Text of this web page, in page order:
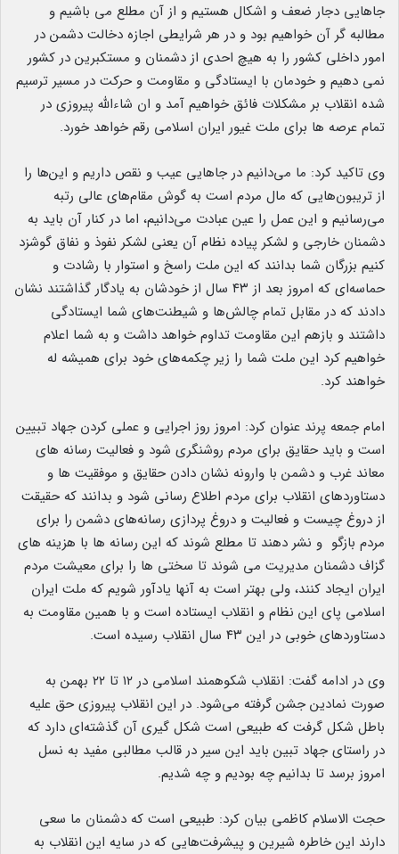
جاهایی دجار ضعف و اشکال هستیم و از آن مطلع می باشیم و
مطالبه گر آن خواهیم بود و در هر شرایطی اجازه دخالت دشمن در
امور داخلی کشور را به هیچ احدی از دشمنان و مستکبرین در کشور
نمی دهیم و خودمان با ایستادگی و مقاومت و حرکت در مسیر ترسیم
شده انقلاب بر مشکلات فائق خواهیم آمد و ان شاءالله پیروزی در
تمام عرصه ها برای ملت غیور ایران اسلامی رقم خواهد خورد.
وی تاکید کرد: ما می‌دانیم در جاهایی عیب و نقص داریم و این‌ها را
از تریبون‌هایی که مال مردم است به گوش مقام‌های عالی رتبه
می‌رسانیم و این عمل را عین عبادت می‌دانیم، اما در کنار آن باید به
دشمنان خارجی و لشکر پیاده نظام آن یعنی لشکر نفوذ و نفاق گوشزد
کنیم بزرگان شما بدانند که این ملت راسخ و استوار با رشادت و
حماسه‌ای که امروز بعد از ۴۳ سال از خودشان به یادگار گذاشتند نشان
دادند که در مقابل تمام چالش‌ها و شیطنت‌های شما ایستادگی
داشتند و بازهم این مقاومت تداوم خواهد داشت و به شما اعلام
خواهیم کرد این ملت شما را زیر چکمه‌های خود برای همیشه له
خواهند کرد.
امام جمعه پرند عنوان کرد: امروز روز اجرایی و عملی کردن جهاد تبیین
است و باید حقایق برای مردم روشنگری شود و فعالیت رسانه های
معاند غرب و دشمن با وارونه نشان دادن حقایق و موفقیت ها و
دستاوردهای انقلاب برای مردم اطلاع رسانی شود و بدانند که حقیقت
از دروغ چیست و فعالیت و دروغ پردازی رسانه‌های دشمن را برای
مردم بازگو و نشر دهند تا مطلع شوند که این رسانه ها با هزینه های
گزاف دشمنان مدیریت می شوند تا سختی ها را برای معیشت مردم
ایران ایجاد کنند، ولی بهتر است به آنها یادآور شویم که ملت ایران
اسلامی پای این نظام و انقلاب ایستاده است و با همین مقاومت به
دستاوردهای خوبی در این ۴۳ سال انقلاب رسیده است.
وی در ادامه گفت: انقلاب شکوهمند اسلامی در ۱۲ تا ۲۲ بهمن به
صورت نمادین جشن گرفته می‌شود. در این انقلاب پیروزی حق علیه
باطل شکل گرفت که طبیعی است شکل گیری آن گذشته‌ای دارد که
در راستای جهاد تبین باید این سیر در قالب مطالبی مفید به نسل
امروز برسد تا بدانیم چه بودیم و چه شدیم.
حجت الاسلام کاظمی بیان کرد: طبیعی است که دشمنان ما سعی
دارند این خاطره شیرین و پیشرفت‌هایی که در سایه این انقلاب به